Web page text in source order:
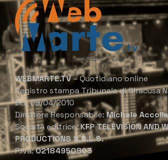
WEBMARTE.TV– Quotidiano online
Registro stampa Tribunale di Siracusa
DEL 09/04/2010
Direttore Responsabile:Michele Accolla
Società editrice:KFP TELEVISION AND
PRODUCTIONS S.R.L.S.
P.Iva:02184950893